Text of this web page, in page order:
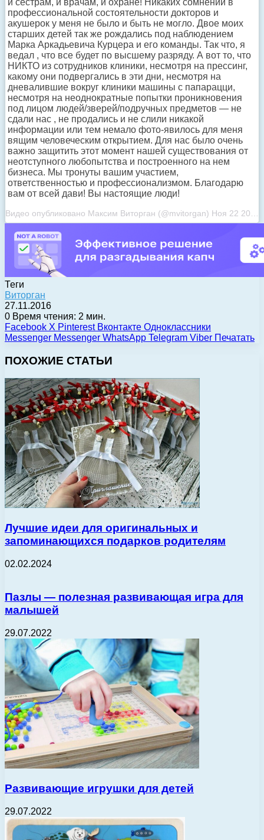
профессиональной состоятельности докторов и
акушерок у меня не было и быть не могло. Двое моих
старших детей так же рождались под наблюдением
Марка Аркадьевича Курцера и его команды. Так что, я
ведал , что все будет по высшему разряду. А вот то, что
НИКТО из сотрудников клиники, несмотря на прессинг,
какому они подвергались в эти дни, несмотря на
дневалившие вокруг клиники машины с папарацци,
несмотря на неоднократные попытки проникновения
под лицом людей/зверей/подручных предметов — не
сдали нас , не продались и не слили никакой
информации или тем немало фото-явилось для меня
вящим человеческим открытием. Для нас было очень
важно защитить этот момент нашей существования от
неотступного любопытства и построенного на нем
бизнеса. Мы тронуты вашим участием,
ответственностью и профессионализмом. Благодарю
вам от всей дави! Вы настоящие люди!
Теги
Виторган
27.11.2016
0 Время чтения: 2 мин.
Facebook X Pinterest Вконтакте Одноклассники
Messenger Messenger WhatsApp Telegram Viber Печатать
ПОХОЖИЕ СТАТЬИ
Лучшие идеи для оригинальных и
запоминающихся подарков родителям
02.02.2024
Пазлы — полезная развивающая игра для
малышей
29.07.2022
Развивающие игрушки для детей
29.07.2022